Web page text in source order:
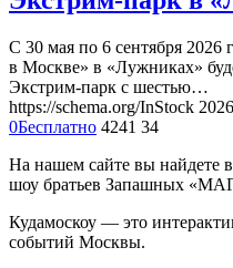
С 30 мая по 6 сентября 2026
в Москве» в «Лужниках»
Экстрим-парк с шестью…
https://schema.org/InStock
0Бесплатно 4241 34
На нашем сайте вы найдете
шоу братьев Запашных
Кудамоскоу — это
событий Москвы.